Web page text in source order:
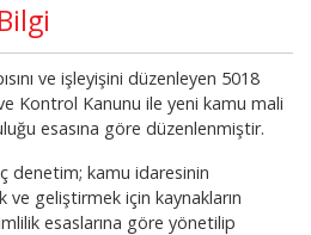
ve işleyişini düzenleyen 5018
Kontrol Kanunu ile yeni kamu mali
esasına göre düzenlenmiştir.
denetim; kamu idaresinin
ve geliştirmek için kaynakların
esaslarına göre yönetilip